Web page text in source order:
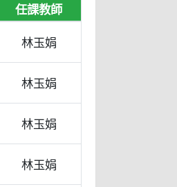
任課教師
林玉娟
林玉娟
林玉娟
林玉娟